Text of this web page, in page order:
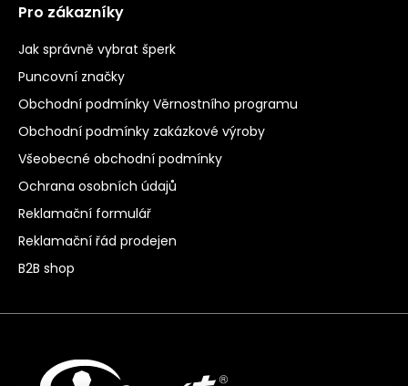
Pro zákazníky
Jak správně vybrat šperk
Puncovní značky
Obchodní podmínky Věrnostního programu
Obchodní podmínky zakázkové výroby
Všeobecné obchodní podmínky
Ochrana osobních údajů
Reklamační formulář
Reklamační řád prodejen
B2B shop